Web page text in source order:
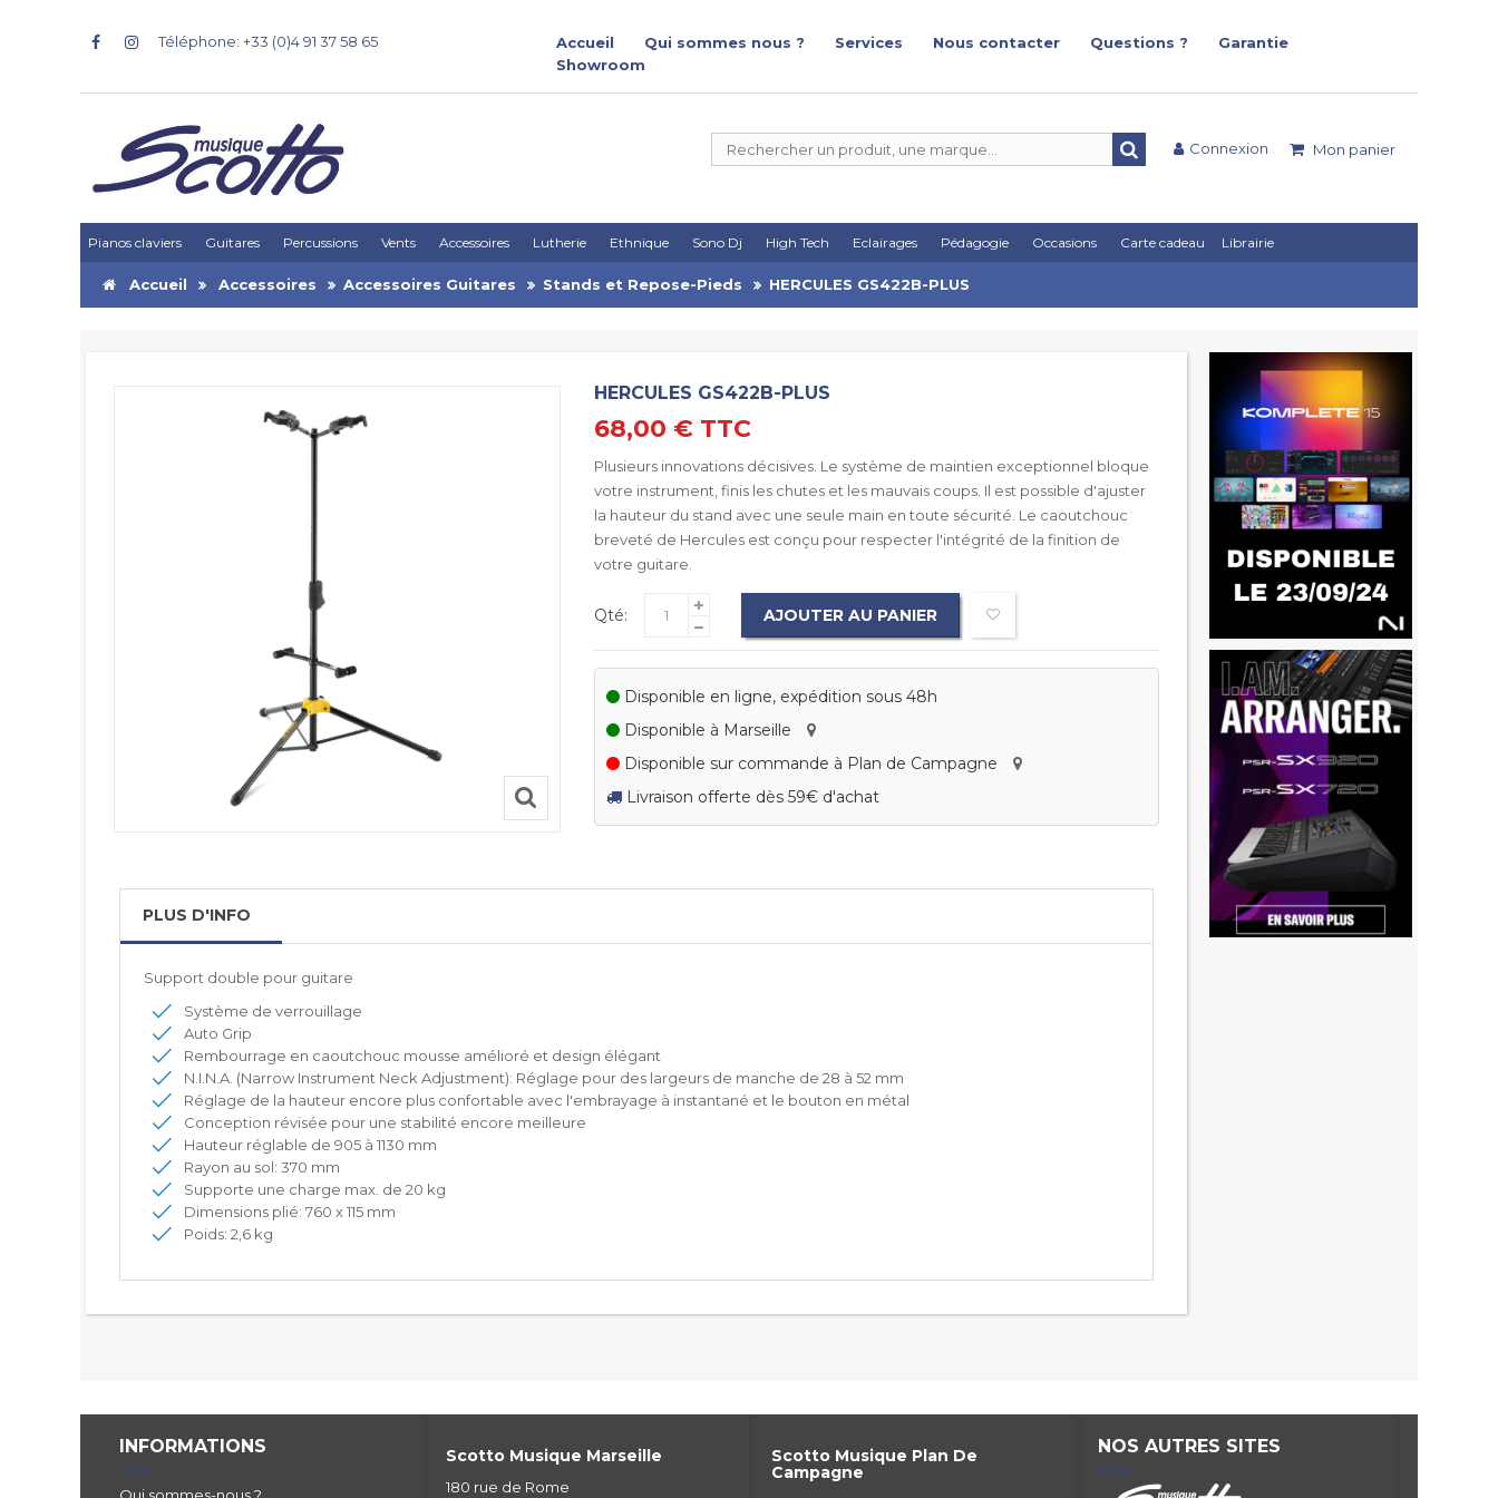
Téléphone: +33 (0)4 91 37 58 65 Accueil Qui sommes nous ? Services Nous contacter Questions ?
Garantie
Showroom
Mon panier
Connexion
Pianos claviers Guitares Percussions Vents Accessoires Lutherie Ethnique Sono Dj High Tech Eclairages Pédagogie Occasions Carte cadeau Librairie
Accueil Accessoires Accessoires Guitares Stands et Repose-Pieds HERCULES GS422B-PLUS
HERCULES GS422B-PLUS
68,00 € TTC
Plusieurs innovations décisives. Le système de maintien exceptionnel bloque
votre instrument, finis les chutes et les mauvais coups. Il est possible d'ajuster
la hauteur du stand avec une seule main en toute sécurité. Le caoutchouc
breveté de Hercules est conçu pour respecter l'intégrité de la finition de
votre guitare.
Qté: AJOUTER AU PANIER
Disponible en ligne, expédition sous 48h
Disponible à Marseille
Disponible sur commande à Plan de Campagne
Livraison offerte dès 59€ d'achat
PLUS D'INFO
Support double pour guitare
Système de verrouillage
Auto Grip
Rembourrage en caoutchouc mousse amélioré et design élégant
N.I.N.A. (Narrow Instrument Neck Adjustment): Réglage pour des largeurs de manche de 28 à 52 mm
Réglage de la hauteur encore plus confortable avec l'embrayage à instantané et le bouton en métal
Conception révisée pour une stabilité encore meilleure
Hauteur réglable de 905 à 1130 mm
Rayon au sol: 370 mm
Supporte une charge max. de 20 kg
Dimensions plié: 760 x 115 mm
Poids: 2,6 kg
INFORMATIONS Scotto Musique Marseille
180 rue de Rome
Scotto Musique Plan De
Campagne
NOS AUTRES SITES